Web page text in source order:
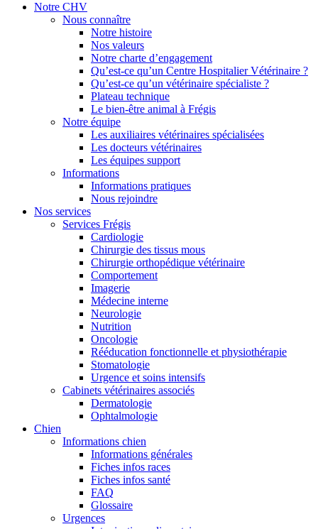
Notre CHV
Nous connaître
Notre histoire
Nos valeurs
Notre charte d’engagement
Qu’est-ce qu’un Centre Hospitalier Vétérinaire ?
Qu’est-ce qu’un vétérinaire spécialiste ?
Plateau technique
Le bien-être animal à Frégis
Notre équipe
Les auxiliaires vétérinaires spécialisées
Les docteurs vétérinaires
Les équipes support
Informations
Informations pratiques
Nous rejoindre
Nos services
Services Frégis
Cardiologie
Chirurgie des tissus mous
Chirurgie orthopédique vétérinaire
Comportement
Imagerie
Médecine interne
Neurologie
Nutrition
Oncologie
Rééducation fonctionnelle et physiothérapie
Stomatologie
Urgence et soins intensifs
Cabinets vétérinaires associés
Dermatologie
Ophtalmologie
Chien
Informations chien
Informations générales
Fiches infos races
Fiches infos santé
FAQ
Glossaire
Urgences